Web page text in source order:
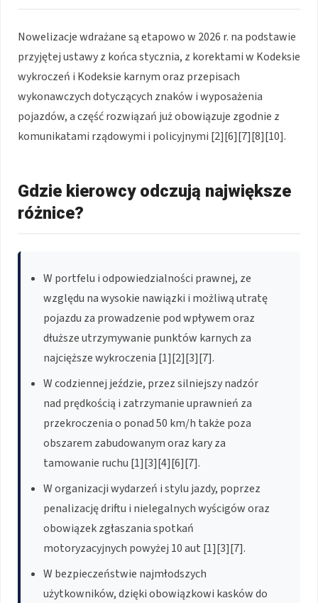
Nowelizacje wdrażane są etapowo w 2026 r. na podstawie
przyjętej ustawy z końca stycznia, z korektami w Kodeksie
wykroczeń i Kodeksie karnym oraz przepisach
wykonawczych dotyczących znaków i wyposażenia
pojazdów, a część rozwiązań już obowiązuje zgodnie z
komunikatami rządowymi i policyjnymi [2][6][7][8][10].
Gdzie kierowcy odczują największe
różnice?
W portfelu i odpowiedzialności prawnej, ze
względu na wysokie nawiązki i możliwą utratę
pojazdu za prowadzenie pod wpływem oraz
dłuższe utrzymywanie punktów karnych za
najcięższe wykroczenia [1][2][3][7].
W codziennej jeździe, przez silniejszy nadzór
nad prędkością i zatrzymanie uprawnień za
przekroczenia o ponad 50 km/h także poza
obszarem zabudowanym oraz kary za
tamowanie ruchu [1][3][4][6][7].
W organizacji wydarzeń i stylu jazdy, poprzez
penalizację driftu i nielegalnych wyścigów oraz
obowiązek zgłaszania spotkań
motoryzacyjnych powyżej 10 aut [1][3][7].
W bezpieczeństwie najmłodszych
użytkowników, dzięki obowiązkowi kasków do